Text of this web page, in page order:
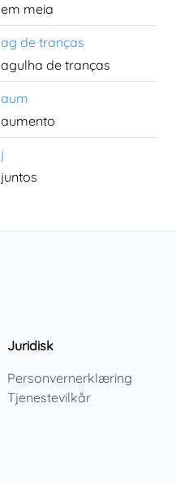
em meia
ag de tranças
agulha de tranças
aum
aumento
j
juntos
Juridisk
Personvernerklæring
Tjenestevilkår